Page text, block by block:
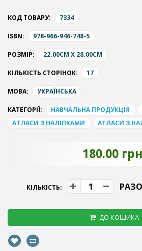
КОД ТОВАРУ: 7334
ISBN: 978-966-946-748-5
РОЗМІР: 22.00CM X 28.00CM
КІЛЬКІСТЬ СТОРІНОК: 17
МОВА: УКРАЇНСЬКА
КАТЕГОРІЇ: НАВЧАЛЬНА ПРОДУКЦІЯ
АТЛАСИ З НАЛІПКАМИ
АТЛАСИ З
180.00
КІЛЬКІСТЬ:
ДО КОШИКА